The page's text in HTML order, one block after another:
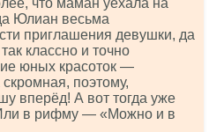
что маман уехала на
Юлиан весьма
приглашения девушки, да
классно и точно
юных красоток —
поэтому,
вперёд! А вот тогда уже
в рифму — «Можно и в